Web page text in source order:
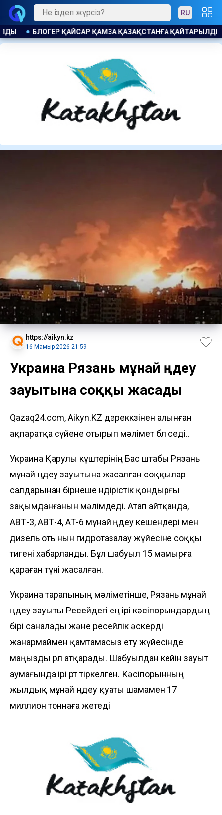
RU
ПРОКУРАТУРА МӘН ЖАЙДЫ АШТЫ
https://aikyn.kz
16 Мамыр 2026 21:59
Украина Рязань мұнай өңдеу
зауытына соққы жасады
Qazaq24.com, Aikyn.KZ дереккөзінен алынған
ақпаратқа сүйене отырып мәлімет бөліседі..
Украина Қарулы күштерінің Бас штабы Рязань
мұнай өңдеу зауытына жасалған соққылар
салдарынан бірнеше өндірістік қондырғы
зақымданғанын мәлімдеді. Атап айтқанда,
АВТ-3, АВТ-4, АТ-6 мұнай өңдеу кешендері мен
дизель отынын гидротазалау жүйесіне соққы
тигені хабарланды. Бұл шабуыл 15 мамырға
қараған түні жасалған.
Украина тарапының мәліметінше, Рязань мұнай
өңдеу зауыты Ресейдегі ең ірі кәсіпорындардың
бірі саналады және ресейлік әскерді
жанармаймен қамтамасыз ету жүйесінде
маңызды рөл атқарады. Шабуылдан кейін зауыт
аумағында ірі өрт тіркелген. Кәсіпорынның
жылдық мұнай өңдеу қуаты шамамен 17
миллион тоннаға жетеді.